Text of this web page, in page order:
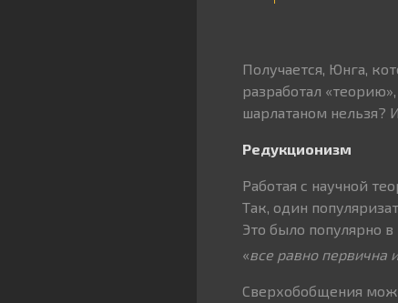
Получается, Юнга,
разработал
шарлатаном нельзя?
Редукционизм
Работая с научной
Так, один
Это было популярно
«все равно
Сверхобобщения